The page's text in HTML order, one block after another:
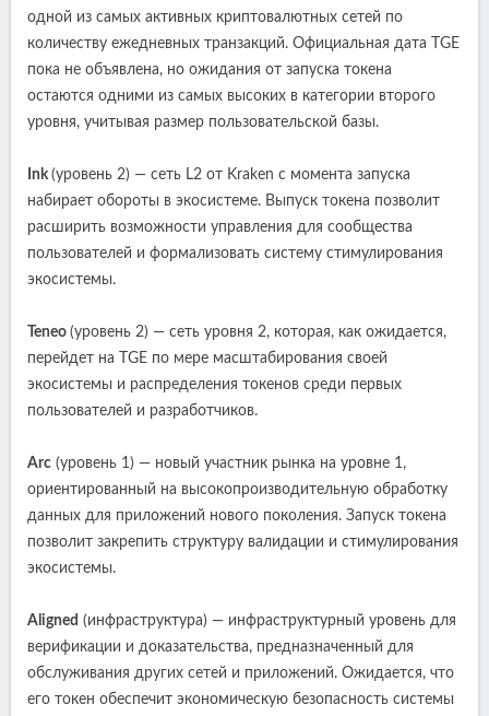
одной из самых активных криптовалютных сетей по
количеству ежедневных транзакций. Официальная дата TGE
пока не объявлена, но ожидания от запуска токена
остаются одними из самых высоких в категории второго
уровня, учитывая размер пользовательской базы.
Ink (уровень 2) — сеть L2 от Kraken с момента запуска
набирает обороты в экосистеме. Выпуск токена позволит
расширить возможности управления для сообщества
пользователей и формализовать систему стимулирования
экосистемы.
Teneo (уровень 2) — сеть уровня 2, которая, как ожидается,
перейдет на TGE по мере масштабирования своей
экосистемы и распределения токенов среди первых
пользователей и разработчиков.
Arc (уровень 1) — новый участник рынка на уровне 1,
ориентированный на высокопроизводительную обработку
данных для приложений нового поколения. Запуск токена
позволит закрепить структуру валидации и стимулирования
экосистемы.
Aligned (инфраструктура) — инфраструктурный уровень для
верификации и доказательства, предназначенный для
обслуживания других сетей и приложений. Ожидается, что
его токен обеспечит экономическую безопасность системы